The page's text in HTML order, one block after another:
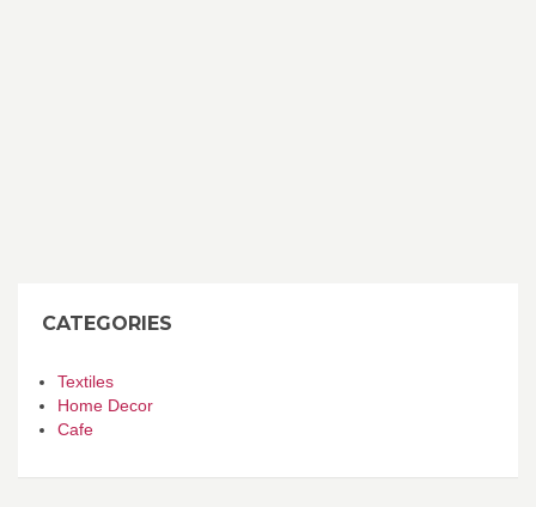
CATEGORIES
Textiles
Home Decor
Cafe